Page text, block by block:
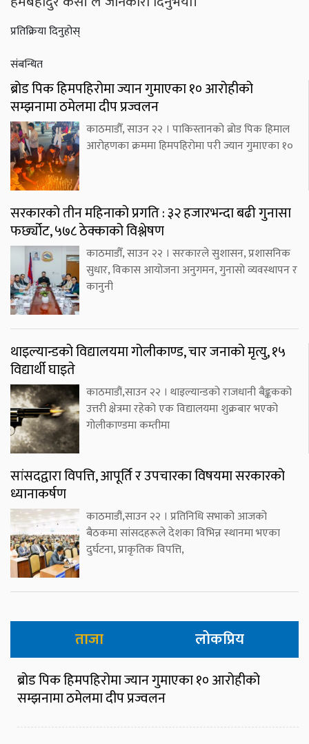
प्रतिक्रिया दिनुहोस्
संबन्धित
ब्रोड पिक हिमपहिरोमा ज्यान गुमाएका १० आरोहीको
सम्झनामा ठमेलमा दीप प्रज्वलन
काठमाडौँ, साउन २२ । पाकिस्तानको ब्रोड पिक हिमाल
आरोहणका क्रममा हिमपहिरोमा परी ज्यान गुमाएका १०
सरकारको तीन महिनाको प्रगति : ३२ हजारभन्दा बढी गुनासा
फर्छ्योट, ५७८ ठेक्काको विश्लेषण
काठमाडौँ, साउन २२ । सरकारले सुशासन, प्रशासनिक
सुधार, विकास आयोजना अनुगमन, गुनासो व्यवस्थापन र
कानुनी
थाइल्यान्डको विद्यालयमा गोलीकाण्ड, चार जनाको मृत्यु, १५
विद्यार्थी घाइते
काठमाडौं,साउन २२ । थाइल्यान्डको राजधानी बैङ्ककको
उत्तरी क्षेत्रमा रहेको एक विद्यालयमा शुक्रबार भएको
गोलीकाण्डमा कम्तीमा
सांसदद्वारा विपत्ति, आपूर्ति र उपचारका विषयमा सरकारको
ध्यानाकर्षण
काठमाडौं,साउन २२ । प्रतिनिधि सभाको आजको
बैठकमा सांसदहरूले देशका विभिन्न स्थानमा भएका
दुर्घटना, प्राकृतिक विपत्ति,
ताजा लोकप्रिय
ब्रोड पिक हिमपहिरोमा ज्यान गुमाएका १० आरोहीको
सम्झनामा ठमेलमा दीप प्रज्वलन